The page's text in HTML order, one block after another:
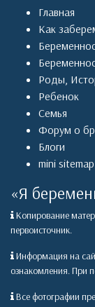
Главная
Как
Роды,
Ребенок
Семья
Форум о
Блоги
mini sitemap
«Я
Копирование
первоисточник.
Информация на
ознакомления. При
Все фотографии